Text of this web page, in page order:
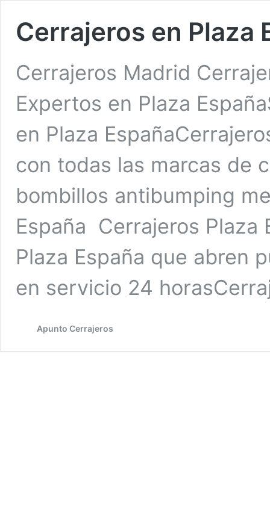
Cerrajeros en Plaza
Cerrajeros Madrid
Expertos en Plaza
en Plaza
con todas las marcas de
bombillos antibumping
España Cerrajeros Plaza
Plaza España que abren
en servicio 24
Apunto Cerrajeros